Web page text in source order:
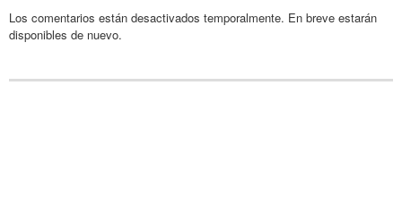
Los comentarios están desactivados temporalmente. En breve estarán
disponibles de nuevo.